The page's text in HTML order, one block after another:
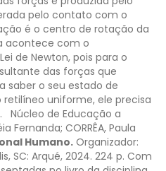
pelo contato com o
é o centro de rotação da
acontece com o
de Newton, pois para o
das forças que
saber o seu estado de
uniforme, ele precisa
Núcleo de Educação a
Fernanda; CORRÊA, Paula
Humano. Organizador:
SC: Arqué, 2024. 224 p. Com